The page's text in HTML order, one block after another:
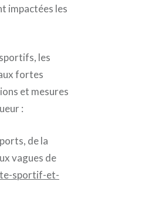
impactées les
les
fortes
et mesures
:
de la
vagues de
sportif-et-